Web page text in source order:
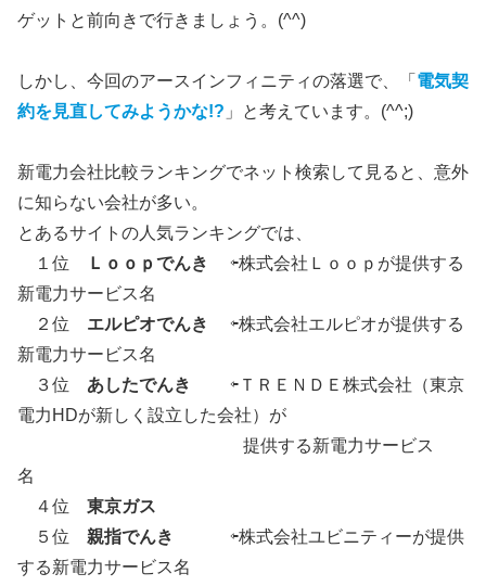
ゲットと前向きで行きましょう。(^^)
しかし、今回のアースインフィニティの落選で、「 電気契
約を見直してみようかな!? 」と考えています。(^^;)
新電力会社比較ランキングでネット検索して見ると、意外
に知らない会社が多い。
とあるサイトの人気ランキングでは、
１位
Ｌｏｏｐでんき
⇦株式会社Ｌｏｏｐが提供する
新電力サービス名
２位 エルピオでんき
⇦株式会社エルピオが提供する
新電力サービス名
３位 あしたでんき
⇦ＴＲＥＮＤＥ株式会社（東京
電力HDが新しく設立した会社）が
提供する新電力サービス
名
４位 東京ガス
５位 親指でんき
⇦株式会社ユビニティーが提供
する新電力サービス名